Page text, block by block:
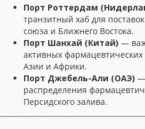
Порт Роттердам
транзитный хаб для
союза и Ближнего Востока.
Порт Шанхай (Китай) —
активных
Азии и Африки.
Порт Джебель-Али (ОАЭ) —
распределения
Персидского залива.